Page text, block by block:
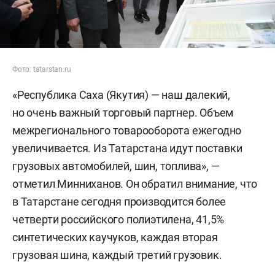
Фото: tatarstan.ru
«Республика Саха (Якутия) — наш далекий,
но очень важный торговый партнер. Объем
межрегионального товарооборота ежегодно
увеличивается. Из Татарстана идут поставки
грузовых автомобилей, шин, топлива», —
отметил Минниханов. Он обратил внимание, что
в Татарстане сегодня производится более
четверти российского полиэтилена, 41,5%
синтетических каучуков, каждая вторая
грузовая шина, каждый третий грузовик.